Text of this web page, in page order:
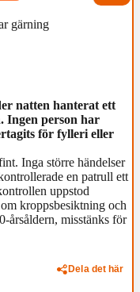
gärning
natten hanterat ett
Ingen person har
för fylleri eller
Inga större händelser
en patrull ett
uppstod
kroppsbesiktning och
årsåldern, misstänks för
Dela det här